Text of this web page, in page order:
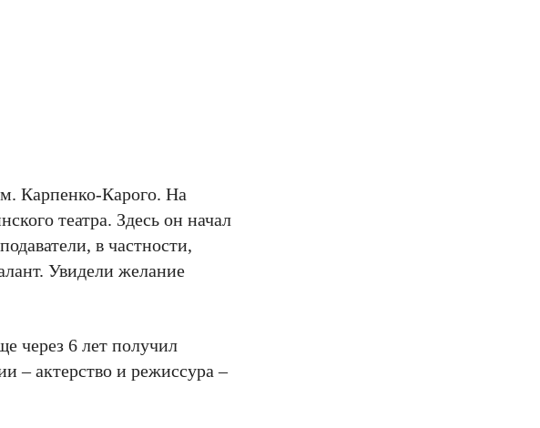
Карпенко-Карого. На
театра. Здесь он начал
в частности,
Увидели желание
через 6 лет получил
– актерство и режиссура –